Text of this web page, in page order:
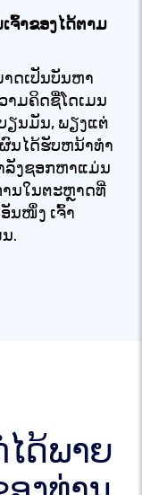
ເຈົ້າຂອງໄດ້ຕາມ
ດເປັນບັນຫາ
າມຄິດຊື່ໂດເມນ
ຽນມັນ, ພຽງແຕ່
ນໄດ້ຮັບຫນ້າທໍາ
ລັງຊອກຫາແມ່ນ
ນໃນຕະຫຼາດທີ່
ນໜຶ່ງ ເຈົ້າ
.
ໄດ້ພາຍ